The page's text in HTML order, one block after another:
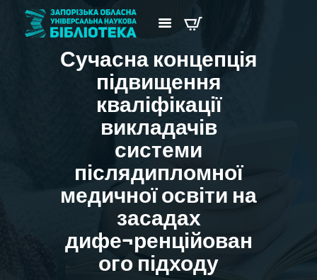
Сучасна концепція
підвищення
кваліфікації
викладачів
системи
післядипломної
медичної освіти на
засадах
дифе¬ренційован
ого підходу